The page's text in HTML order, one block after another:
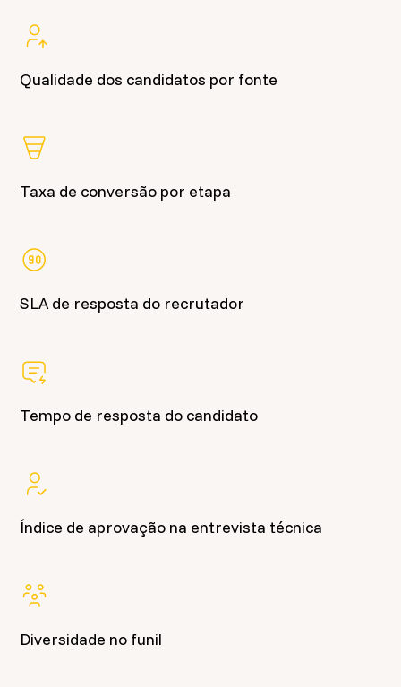
Qualidade dos candidatos por fonte
Taxa de conversão por etapa
SLA de resposta do recrutador
Tempo de resposta do candidato
Índice de aprovação na entrevista técnica
Diversidade no funil